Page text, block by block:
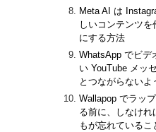
Meta AI は
しいコンテンツ
にする方法
WhatsApp でビデ
い YouTube メッ
とつながらないよ
Wallapop でラッ
る前に、しなけ
もが忘れているこ